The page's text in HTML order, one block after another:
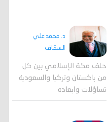
د. محمد علي
السقاف
حلف مكة الإسلامي بين كل
من باكستان وتركيا والسعودية
تساؤلات وابعاده